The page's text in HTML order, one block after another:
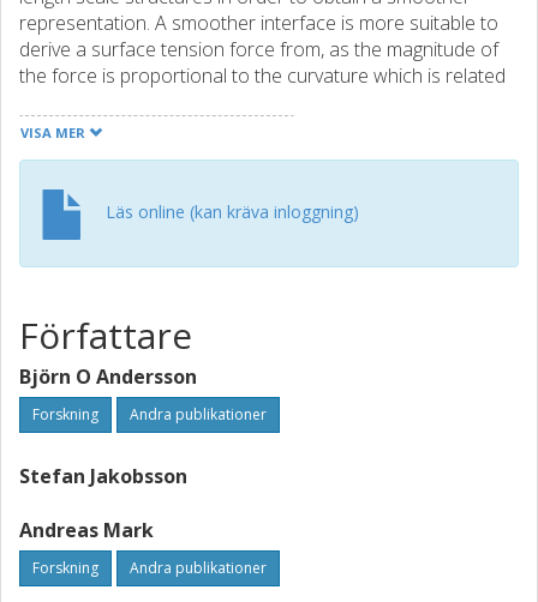
representation. A smoother interface is more suitable to
derive a surface tension force from, as the magnitude of
the force is proportional to the curvature which is related
VISA MER
Läs online (kan kräva inloggning)
Författare
Björn O Andersson
Forskning Andra publikationer
Stefan Jakobsson
Andreas Mark
Forskning Andra publikationer